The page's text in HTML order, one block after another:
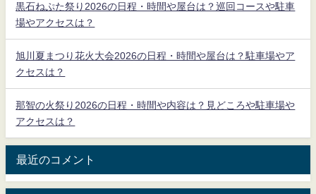
黒石ねぷた祭り2026の日程・時間や屋台は？巡回コースや駐車
場やアクセスは？
旭川夏まつり花火大会2026の日程・時間や屋台は？駐車場やア
クセスは？
那智の火祭り2026の日程・時間や内容は？見どころや駐車場や
アクセスは？
最近のコメント